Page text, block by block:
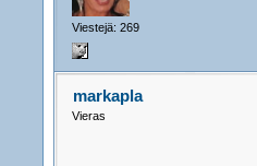
Viestejä: 269
markapla
Vieras